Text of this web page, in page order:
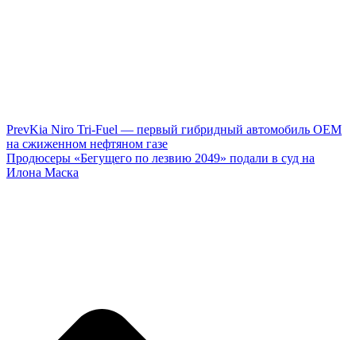
PrevKia Niro Tri-Fuel — первый гибридный автомобиль OEM
на сжиженном нефтяном газе
Продюсеры «Бегущего по лезвию 2049» подали в суд на
Илона Маска